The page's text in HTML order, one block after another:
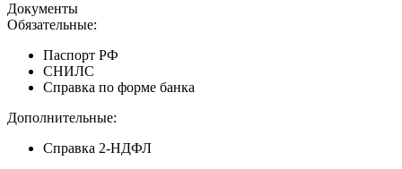
Документы
Обязательные:
Паспорт РФ
СНИЛС
Справка по форме банка
Дополнительные:
Справка 2-НДФЛ